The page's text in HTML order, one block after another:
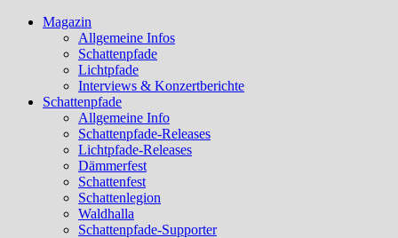
Magazin
Allgemeine Infos
Schattenpfade
Lichtpfade
Interviews & Konzertberichte
Schattenpfade
Allgemeine Info
Schattenpfade-Releases
Lichtpfade-Releases
Dämmerfest
Schattenfest
Schattenlegion
Waldhalla
Schattenpfade-Supporter